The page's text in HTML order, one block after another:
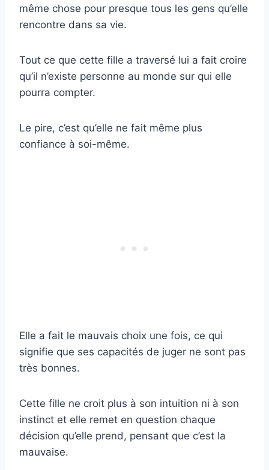
même chose pour presque tous les gens qu’elle
rencontre dans sa vie.
Tout ce que cette fille a traversé lui a fait croire
qu’il n’existe personne au monde sur qui elle
pourra compter.
Le pire, c’est qu’elle ne fait même plus
confiance à soi-même.
Elle a fait le mauvais choix une fois, ce qui
signifie que ses capacités de juger ne sont pas
très bonnes.
Cette fille ne croit plus à son intuition ni à son
instinct et elle remet en question chaque
décision qu’elle prend, pensant que c’est la
mauvaise.